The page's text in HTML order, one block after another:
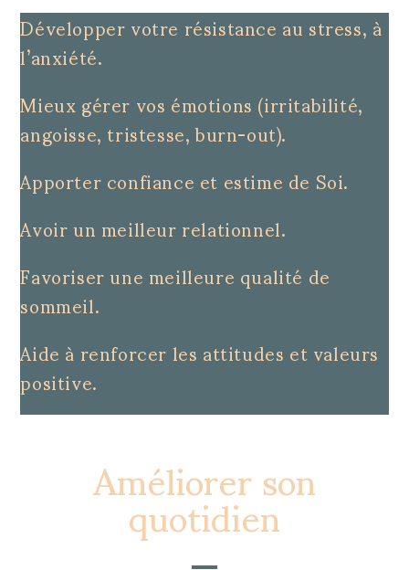
Développer votre résistance au stress, à
l’anxiété.
Mieux gérer vos émotions (irritabilité,
angoisse, tristesse, burn-out).
Apporter confiance et estime de Soi.
Avoir un meilleur relationnel.
Favoriser une meilleure qualité de
sommeil.
Aide à renforcer les attitudes et valeurs
positive.
Améliorer son
quotidien​